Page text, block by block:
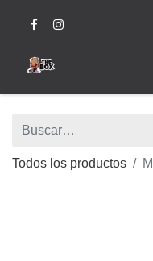
Todos los productos